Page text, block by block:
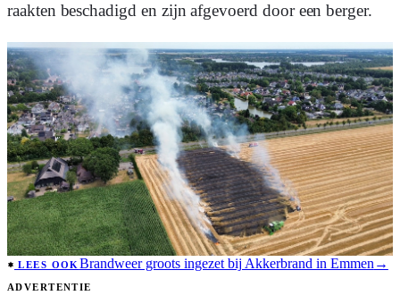
raakten beschadigd en zijn afgevoerd door een berger.
LEES OOK Brandweer groots ingezet bij Akkerbrand in Emmen →
ADVERTENTIE